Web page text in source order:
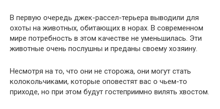
В первую очередь джек-рассел-терьера выводили для
охоты на животных, обитающих в норах. В современном
мире потребность в этом качестве не уменьшилась. Эти
животные очень послушны и преданы своему хозяину.
Несмотря на то, что они не сторожа, они могут стать
колокольчиками, которые оповестят вас о чьем-то
приходе, но при этом будут гостеприимно вилять хвостом.